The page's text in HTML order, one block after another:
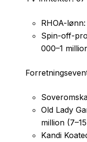
RHOA-
Spin-off-
000–1
Old Lady
million
Kandi